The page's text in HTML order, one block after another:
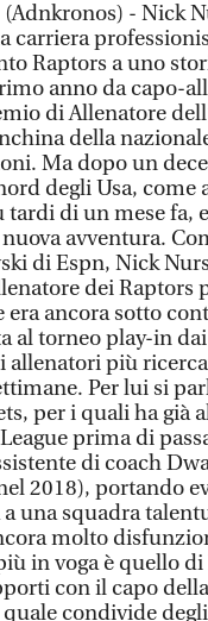
- Nick
carriera
Raptors a uno
anno da capo-
di Allenatore
della
Ma dopo un
degli Usa, come
tardi di un mese fa,
avventura.
di Espn, Nick
dei Raptors
era ancora sotto
al torneo play-in
allenatori più
Per lui si
per i quali ha già
prima di
di coach
2018), portando
una squadra
molto
in voga è quello
con il capo
condivide